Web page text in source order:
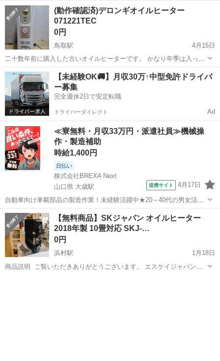
ます。
鳥取 東伯郡 下北条駅 季節、空調家電 無印
(動作確認済)デロンギオイルヒーター
071221TEC
0円
鳥取駅
4月15日
二十数年前に購入した古いオイルヒーターです。 かなり年季は入って
いますが、昨シーズンも問題なく使用しており、しっかり暖まってい
ました。 この度、断捨離のため出品いたします。 ​■商品の状態 ​動作：
昨シーズンまで現役。 ...
鳥取 鳥取市 鳥取駅 季節、空調家電 デロンギ
【未経験OK🚚】月収30万↑中型免許ドライバ
ー募集
完全週休2日で安定転職
ドライバーダイレクト Ad
≪寮無料・月収33万円・派遣社員≫機械操
作・製造補助
時給1,400円
日払い
株式会社BREXA Next
山口県 大歳駅
提携サイト 4月17日
自動車向け車載部品の製造作業！未経験活躍中★20～40代の男女活躍
中！友達同士での応募OK！備品付きワンルーム寮費無料！赴任旅費会
社負担！生活支援物資事前対応可◎格安食堂利用可！年間休日135日
♪《山口県山口市》 人気の工...
山口 山口市 大歳駅 その他
​【無料商品】SKジャパン オイルヒーター
2018年製 10畳対応 SKJ-…
0円
浜村駅
1月18日
商品説明 ​ ご覧いただきありがとうございます。 エスケイジャパン